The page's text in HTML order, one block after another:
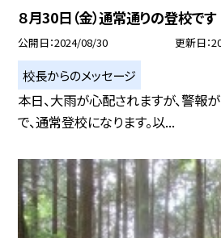
８月30日（金）通常通りの登校です
公開日 2024/08/30 更新日
校長からのメッセージ
本日、大雨が心配されますが、警報
で、通常登校になります。以...